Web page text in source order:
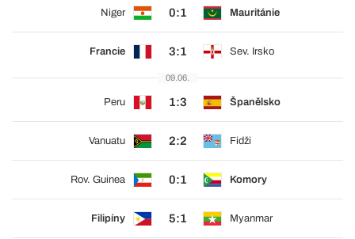
Niger 0:1 Mauritánie
Francie 3:1 Sev. Irsko
09.06.
Peru 1:3 Španělsko
Vanuatu 2:2 Fidži
Rov. Guinea 0:1 Komory
Filipíny 5:1 Myanmar